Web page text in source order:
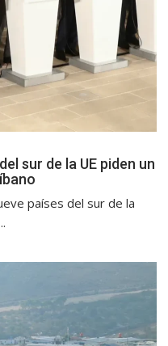
sur de la UE piden un
países del sur de la